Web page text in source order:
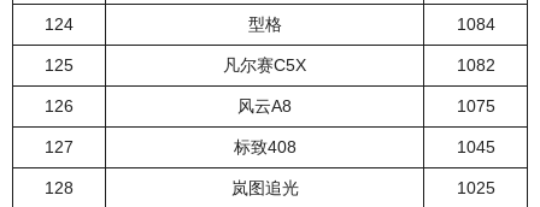
124 型格 1084
125 凡尔赛C5X 1082
126 风云A8 1075
127 标致408 1045
128 岚图追光 1025